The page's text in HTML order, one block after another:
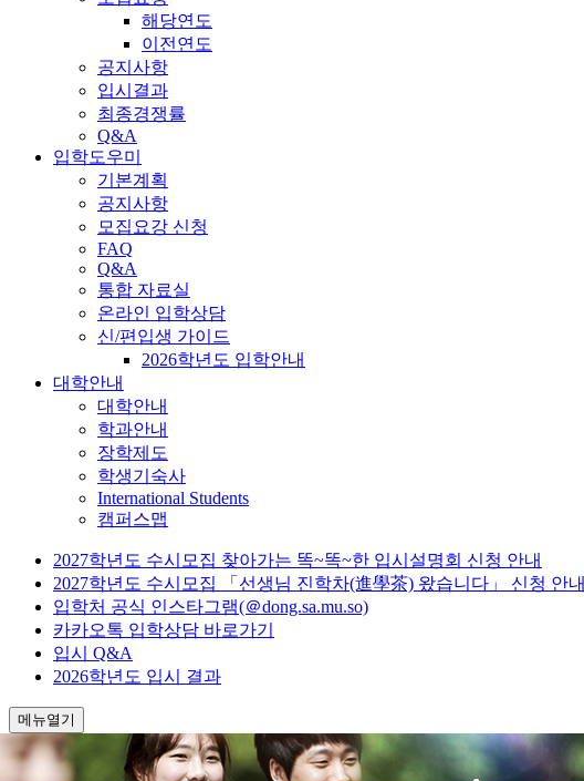
해당연도
이전연도
공지사항
입시결과
최종경쟁률
Q&A
입학도우미
기본계획
공지사항
모집요강 신청
FAQ
Q&A
통합 자료실
온라인 입학상담
신/편입생 가이드
2026학년도 입학안내
대학안내
대학안내
학과안내
장학제도
학생기숙사
International Students
캠퍼스맵
2027학년도 수시모집 찾아가는 똑~똑~한 입시설명회 신청 안내
2027학년도 수시모집 「선생님 진학차(進學茶) 왔습니다」 신청 안내
입학처 공식 인스타그램(＠dong.sa.mu.so)
카카오톡 입학상담 바로가기
입시 Q&A
2026학년도 입시 결과
메뉴열기